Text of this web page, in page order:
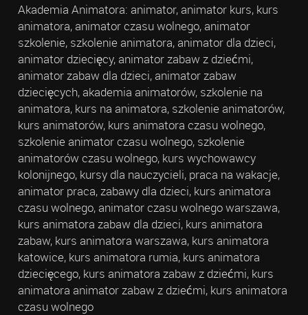
Akademia Animatora: animator, animator kurs, kurs
animatora, animator czasu wolnego, animator
szkolenie, szkolenie animatora, animator dla dzieci,
animator dziecięcy, animator zabaw z dziećmi,
animator zabaw dla dzieci, animator zabaw
dziecięcych, akademia animatorów, szkolenie na
animatora, kurs na animatora, szkolenie animatorów,
kurs animatorów, kurs animatora czasu wolnego,
szkolenie animator czasu wolnego, szkolenie
animatorów czasu wolnego, kurs wychowawcy
kolonijnego, kursy dla nauczycieli, praca na wakacje,
animator praca, zabawy dla dzieci, kurs animatora
czasu wolnego, animator czasu wolnego warszawa,
kurs animatora zabaw dla dzieci, kurs animatora
zabaw, kurs animatora warszawa, kurs animatora
katowice, kurs animatora rumia, kurs animatora
dziecięcego, kurs animatora zabaw z dziećmi, kurs
animatora animator zabaw z dziećmi, kurs animatora
czasu wolnego